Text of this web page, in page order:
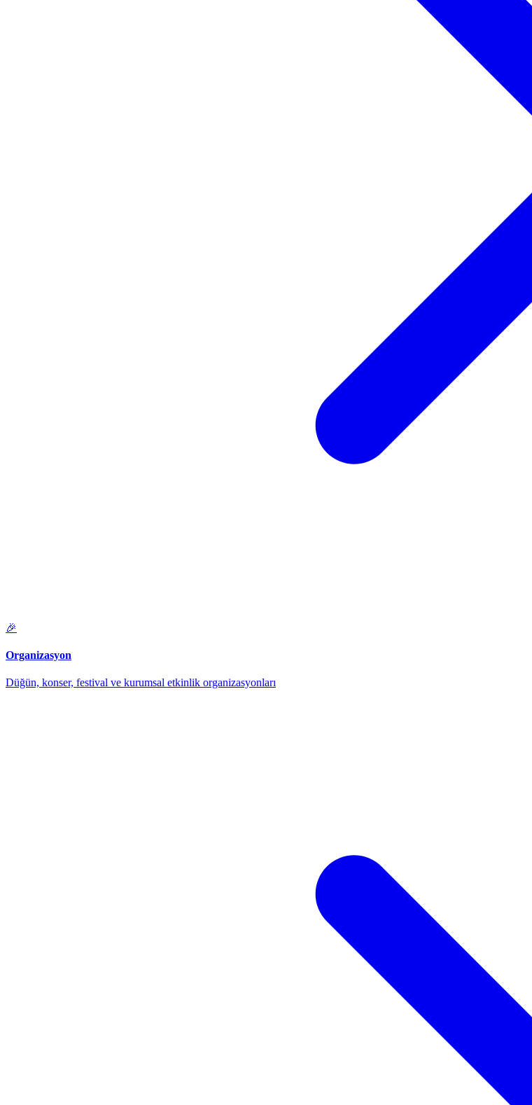
🎉
Organizasyon
Düğün, konser, festival ve kurumsal etkinlik organizasyonları